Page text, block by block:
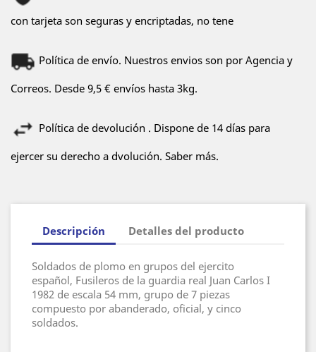
con tarjeta son seguras y encriptadas, no tene
Política de envío. Nuestros envios son por Agencia y
Correos. Desde 9,5 € envíos hasta 3kg.
Política de devolución . Dispone de 14 días para
ejercer su derecho a dvolución. Saber más.
Descripción Detalles del producto
Soldados de plomo en grupos del ejercito
español, Fusileros de la guardia real Juan Carlos I
1982 de escala 54 mm, grupo de 7 piezas
compuesto por abanderado, oficial, y cinco
soldados.